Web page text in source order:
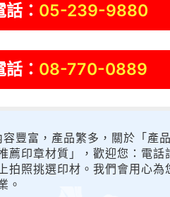
話： 05-239-9880
話： 08-770-0889
容豐富，產品繁多，關於「產
薦印章材質」，歡迎您：電
拍照挑選印材。我們會用心
。